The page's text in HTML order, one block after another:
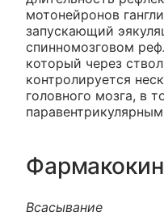
мотонейронов
запускающий
спинномозговом
который через
контролируется
головного мозга, в
Всасывание